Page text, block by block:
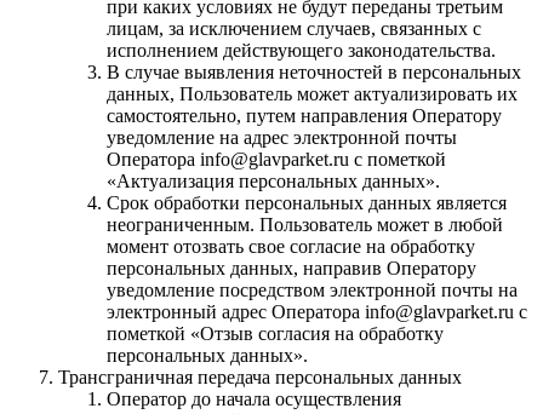
при каких условиях не будут переданы третьим
лицам, за исключением случаев, связанных с
исполнением действующего законодательства.
В случае выявления неточностей в персональных
данных, Пользователь может актуализировать их
самостоятельно, путем направления Оператору
уведомление на адрес электронной почты
Оператора info@glavparket.ru с пометкой
«Актуализация персональных данных».
Срок обработки персональных данных является
неограниченным. Пользователь может в любой
момент отозвать свое согласие на обработку
персональных данных, направив Оператору
уведомление посредством электронной почты на
электронный адрес Оператора info@glavparket.ru с
пометкой «Отзыв согласия на обработку
персональных данных».
Трансграничная передача персональных данных
Оператор до начала осуществления